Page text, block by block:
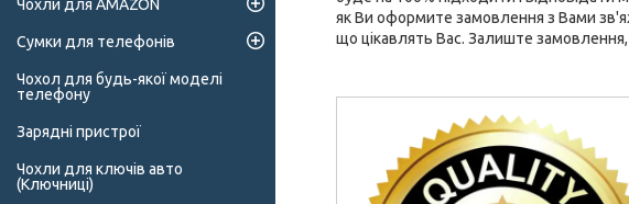
як Ви оформите замовлення з Вами
що цікавлять Вас. Залиште
Чохли для AMAZON
Сумки для телефонів
Чохол для будь-якої моделі
телефону
Зарядні пристрої
Чохли для ключів авто
(Ключниці)